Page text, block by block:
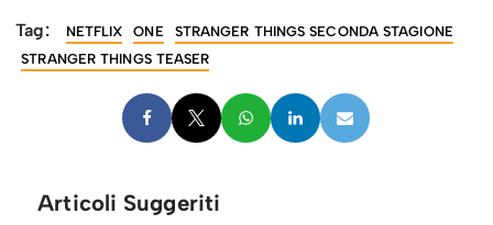
Tag: NETFLIX ONE
STRANGER THINGS SECONDA STAGIONE
STRANGER THINGS TEASER
Articoli Suggeriti